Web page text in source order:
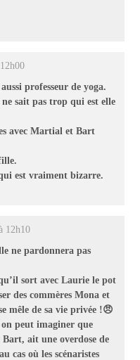
professeur de yoga.
sait pas trop qui est elle
avec Martial et Bart
est vraiment bizarre.
12h10
ne pardonnera pas
sort avec Laurie le pot
des commères Mona et
mêle de sa vie privée !😠
peut imaginer que
ait une overdose de
cas où les scénaristes